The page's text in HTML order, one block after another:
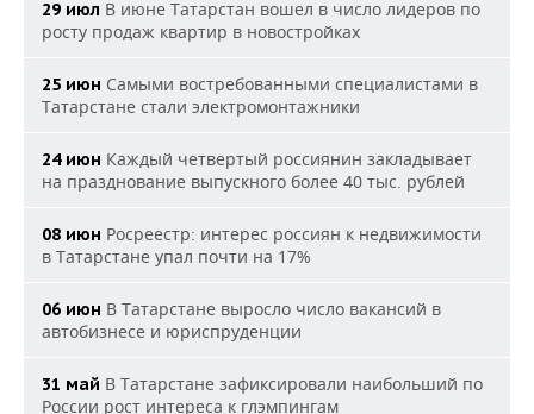
29 июл В июне Татарстан вошел в число лидеров по
росту продаж квартир в новостройках
25 июн Самыми востребованными специалистами в
Татарстане стали электромонтажники
24 июн Каждый четвертый россиянин закладывает
на празднование выпускного более 40 тыс. рублей
08 июн Росреестр: интерес россиян к недвижимости
в Татарстане упал почти на 17%
06 июн В Татарстане выросло число вакансий в
автобизнесе и юриспруденции
31 май В Татарстане зафиксировали наибольший по
России рост интереса к глэмпингам